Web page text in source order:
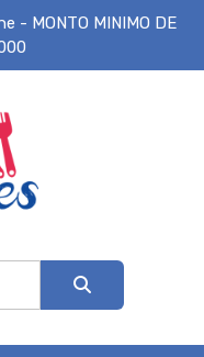
- MONTO MINIMO DE